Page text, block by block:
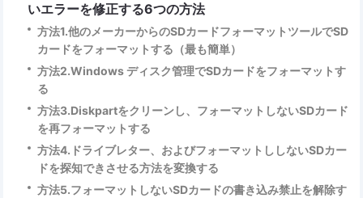
いエラーを修正する6つの方法
方法1.他のメーカーからのSDカードフォーマットツールでSD
カードをフォーマットする（最も簡単）
方法2.Windows ディスク管理でSDカードをフォーマットす
る
方法3.Diskpartをクリーンし、フォーマットしないSDカード
を再フォーマットする
方法4.ドライブレター、およびフォーマットししないSDカー
ドを探知できさせる方法を変換する
方法5.フォーマットしないSDカードの書き込み禁止を解除す